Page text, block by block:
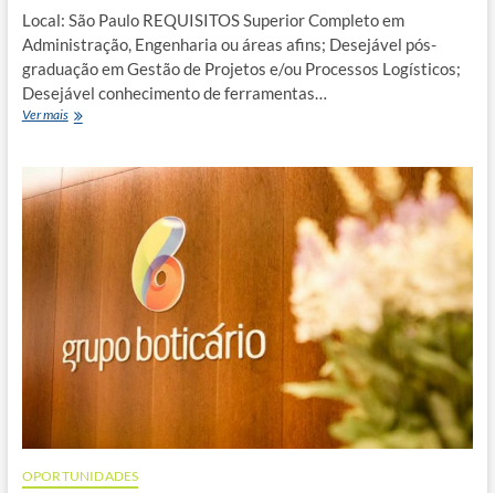
Local: São Paulo REQUISITOS Superior Completo em
Administração, Engenharia ou áreas afins; Desejável pós-
graduação em Gestão de Projetos e/ou Processos Logísticos;
Desejável conhecimento de ferramentas…
Ver maisLíder
Melhoria
Contínua
OPORTUNIDADES